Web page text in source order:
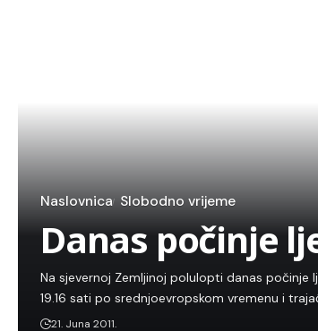
Naslovnica Slobodno vrijeme
Danas počinje
Na sjevernoj Zemljinoj polulopti danas počinje
19.16 sati po srednjoevropskom vremenu i
21. Juna 2011.